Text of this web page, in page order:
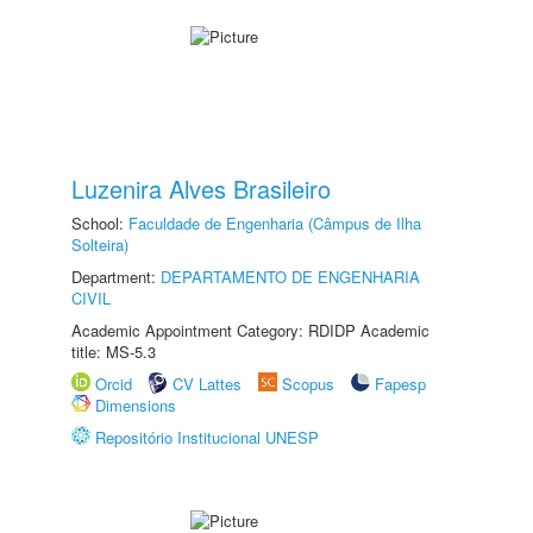
Luzenira Alves Brasileiro
School: Faculdade de Engenharia (Câmpus de Ilha
Solteira)
Department: DEPARTAMENTO DE ENGENHARIA
CIVIL
Academic Appointment Category: RDIDP Academic
title: MS-5.3
Orcid
CV Lattes Scopus
Fapesp
Dimensions
Repositório Institucional UNESP